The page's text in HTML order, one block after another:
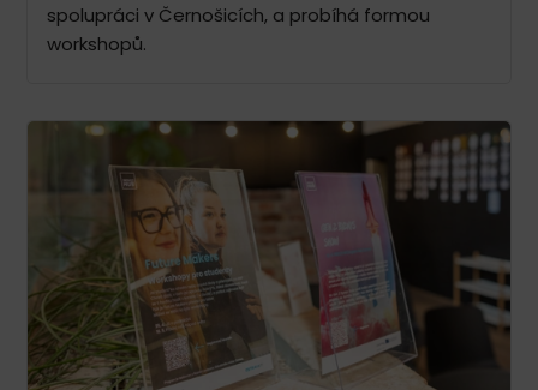
spolupráci v Černošicích, a probíhá formou
workshopů.